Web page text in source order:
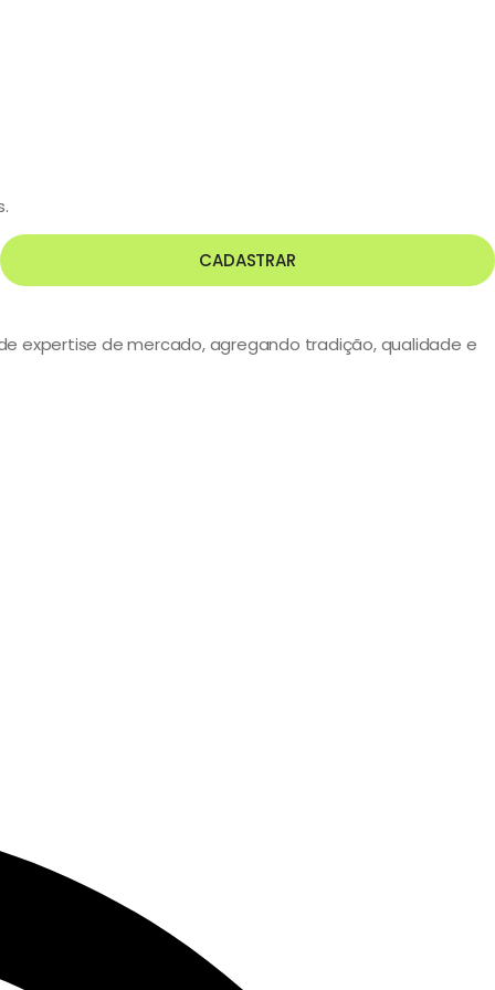
CADASTRAR
expertise de mercado, agregando tradição, qualidade e